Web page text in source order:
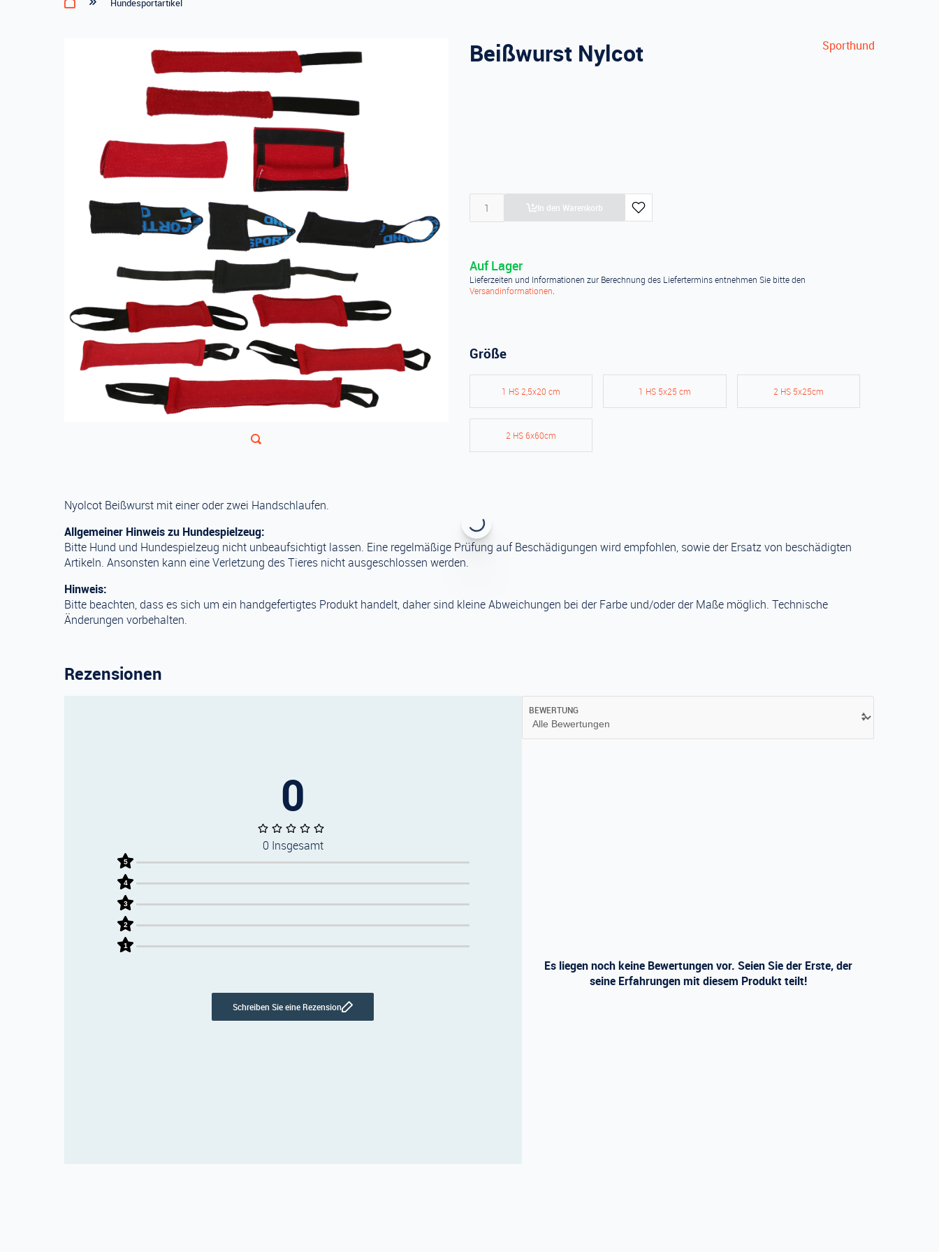
Hundesportartikel
Beißwurst Nylcot Sporthund
In den Warenkorb
Auf Lager
Lieferzeiten und Informationen zur Berechnung des Liefertermins entnehmen Sie bitte den
Versandinformationen
Größe
1 HS 2,5x20 cm 1 HS 5x25 cm 2 HS 5x25cm
2 HS 6x60cm
Nyolcot Beißwurst mit einer oder zwei Handschlaufen.
Allgemeiner Hinweis zu Hundespielzeug:
Bitte Hund und Hundespielzeug nicht unbeaufsichtigt lassen. Eine regelmäßige Prüfung auf Beschädigungen wird empfohlen, sowie der Ersatz von beschädigten
Artikeln. Ansonsten kann eine Verletzung des Tieres nicht ausgeschlossen werden.
Hinweis:
Bitte beachten, dass es sich um ein handgefertigtes Produkt handelt, daher sind kleine Abweichungen bei der Farbe und/oder der Maße möglich. Technische
Änderungen vorbehalten.
Rezensionen
0
0 Insgesamt
5
4
3
2
1
Schreiben Sie eine Rezension
BEWERTUNG
Es liegen noch keine Bewertungen vor. Seien Sie der Erste, der
seine Erfahrungen mit diesem Produkt teilt!